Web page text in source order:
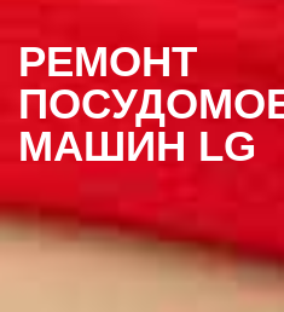
РЕМОНТ
МАШИН LG